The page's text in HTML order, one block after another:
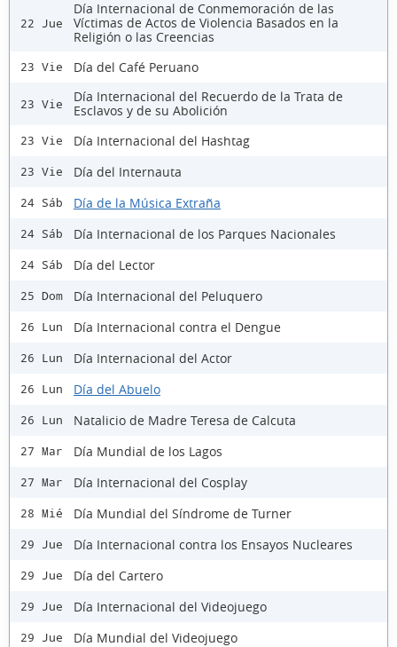
22 Jue
Día Internacional de Conmemoración de las
Víctimas de Actos de Violencia Basados en la
Religión o las Creencias
23 Vie Día del Café Peruano
23 Vie
Día Internacional del Recuerdo de la Trata de
Esclavos y de su Abolición
23 Vie Día Internacional del Hashtag
23 Vie Día del Internauta
24 Sáb Día de la Música Extraña
24 Sáb Día Internacional de los Parques Nacionales
24 Sáb Día del Lector
25 Dom Día Internacional del Peluquero
26 Lun Día Internacional contra el Dengue
26 Lun Día Internacional del Actor
26 Lun Día del Abuelo
26 Lun Natalicio de Madre Teresa de Calcuta
27 Mar Día Mundial de los Lagos
27 Mar Día Internacional del Cosplay
28 Mié Día Mundial del Síndrome de Turner
29 Jue Día Internacional contra los Ensayos Nucleares
29 Jue Día del Cartero
29 Jue Día Internacional del Videojuego
29 Jue Día Mundial del Videojuego